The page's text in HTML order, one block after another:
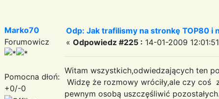
Marko70
Forumowicz
Pomocna dłoń:
+0/-0
Odp: Jak trafilismy na stronkę TOP80 i
« Odpowiedz #225 : 14-01-2009
Witam wszystkich,odwiedzających ten
Widzę że rozmowy wróciły,ale czy coś
pewnym osobą uszczęśliwić